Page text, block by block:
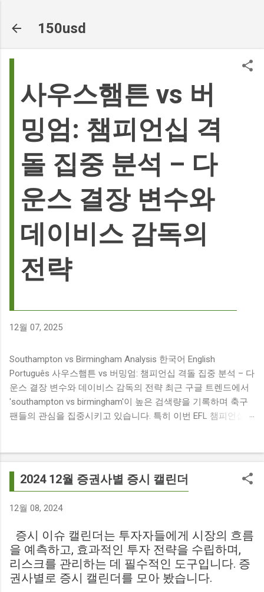
150usd
사우스햄튼 vs 버
밍엄: 챔피언십 격
돌 집중 분석 – 다
운스 결장 변수와
데이비스 감독의
전략
12월 07, 2025
Southampton vs Birmingham Analysis 한국어 English
Português 사우스햄튼 vs 버밍엄: 챔피언십 격돌 집중 분석 – 다
운스 결장 변수와 데이비스 감독의 전략 최근 구글 트렌드에서
'southampton vs birmingham'이 높은 검색량을 기록하며 축구
팬들의 관심을 집중시키고 있습니다. 특히 이번 EFL 챔피언십
다음과 같습니다. The 9 players set to miss Southampton v
Birmingham City ft £7m striker Damion Downs : 사우스햄튼과
700만 파운드 스트라이커 데미언 다운스의 결장은 사우스햄튼
에게 큰 타격이 될 것으로 보입니다. Southampton vs
Birmingham City LIVE Score Updates in EFL Championship
Match : 경기 당일 실시간 스코어 업데이트를 제공하는 뉴스로,
팬들의 높은 관심도를 반영합니다. Chris Davies: Birmingham
City boss says his side have to try to "be themselves" away
2024 12월 증권사별 증시 캘린더
12월 08, 2024
증시 이슈 캘린더는 투자자들에게 시장의 흐름
을 예측하고, 효과적인 투자 전략을 수립하며,
리스크를 관리하는 데 필수적인 도구입니다. 증
권사별로 증시 캘린더를 모아 봤습니다.